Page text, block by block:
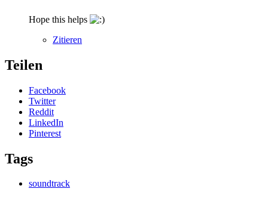
Hope this helps
Zitieren
Teilen
Facebook
Twitter
Reddit
LinkedIn
Pinterest
Tags
soundtrack